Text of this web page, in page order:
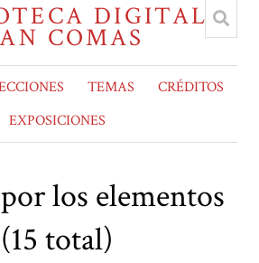
TEMAS
CRÉDITOS
EXPOSICIONES
los elementos
(15 total)